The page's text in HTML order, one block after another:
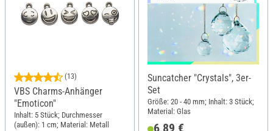
(13)
VBS Charms-Anhänger
"Emoticon"
Inhalt: 5 Stück; Durchmesser
(außen): 1 cm; Material: Metall
Suncatcher "Crystals", 3er-
Set
Größe: 20 - 40 mm; Inhalt: 3 Stück;
Material: Glas
6,89 €